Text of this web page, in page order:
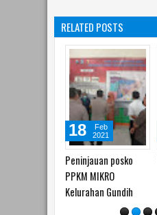
RELATED POSTS
Duka dalam tekanan
24
Sep
2020